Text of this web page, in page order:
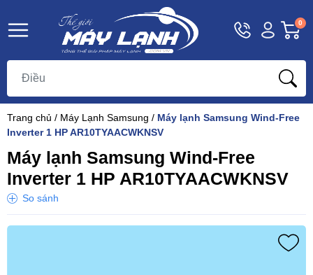
Hotline
1800
Tài
khoản
Khách
0
Trang chủ / Máy Lạnh Samsung / Máy lạnh Samsung Wind-Free
Inverter 1 HP AR10TYAACWKNSV
Máy lạnh Samsung Wind-Free
Inverter 1 HP AR10TYAACWKNSV
So sánh